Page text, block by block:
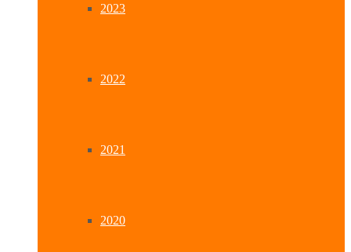
2023
2022
2021
2020